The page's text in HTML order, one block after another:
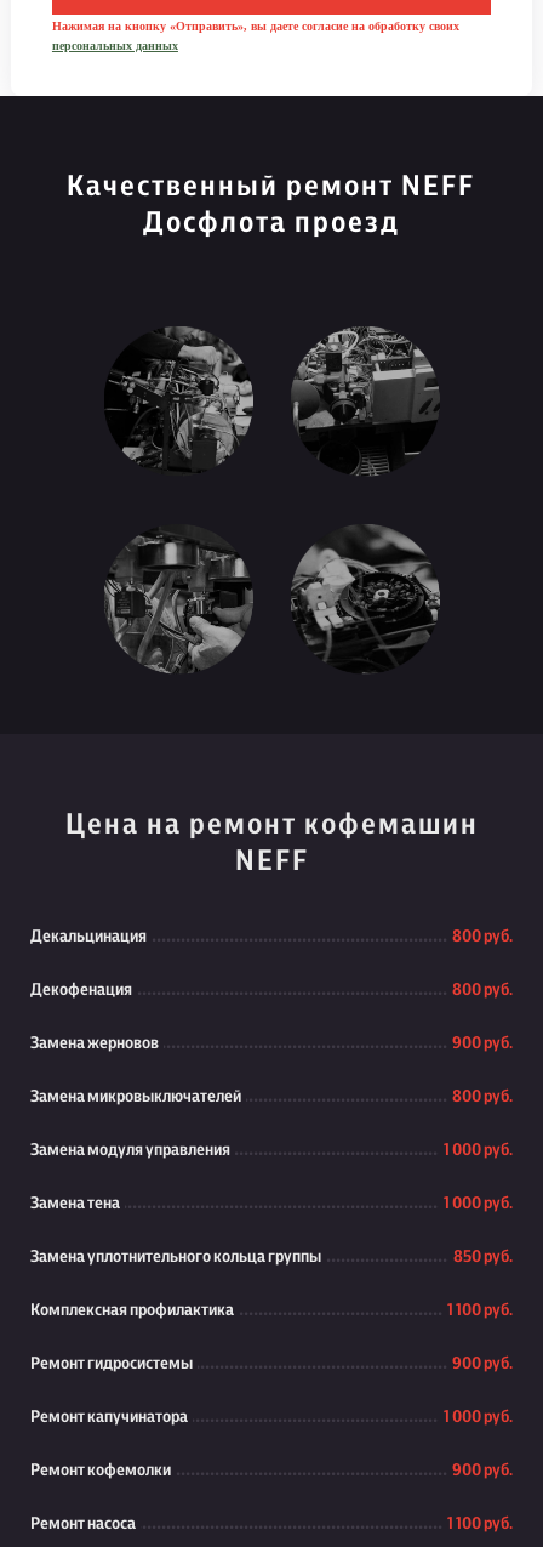
Нажимая на кнопку «Отправить», вы даете согласие на обработку своих
персональных данных
Качественный ремонт NEFF
Досфлота проезд
Цена на ремонт кофемашин
NEFF
Декальцинация 800 руб.
Декофенация 800 руб.
Замена жерновов 900 руб.
Замена микровыключателей 800 руб.
Замена модуля управления 1 000 руб.
Замена тена 1 000 руб.
Замена уплотнительного кольца группы 850 руб.
Комплексная профилактика 1 100 руб.
Ремонт гидросистемы 900 руб.
Ремонт капучинатора 1 000 руб.
Ремонт кофемолки 900 руб.
Ремонт насоса 1 100 руб.